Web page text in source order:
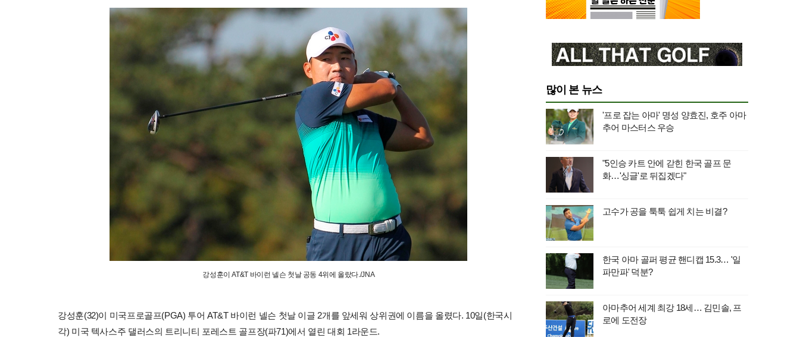
강성훈이 AT&T 바이런 넬슨 첫날 공동 4위에 올랐다./JNA
강성훈(32)이 미국프로골프(PGA) 투어 AT&T 바이런 넬슨 첫날 이글 2개를 앞세워 상위권에 이름을 올렸다. 10일(한국시
각) 미국 텍사스주 댈러스의 트리니티 포레스트 골프장(파71)에서 열린 대회 1라운드.
많이 본 뉴스
'프로 잡는 아마' 명성 양효진, 호주 아마
추어 마스터스 우승
"5인승 카트 안에 갇힌 한국 골프 문
화…'싱글'로 뒤집겠다"
고수가 공을 툭툭 쉽게 치는 비결?
한국 아마 골퍼 평균 핸디캡 15.3… '일
파만파' 덕분?
아마추어 세계 최강 18세… 김민솔, 프
로에 도전장